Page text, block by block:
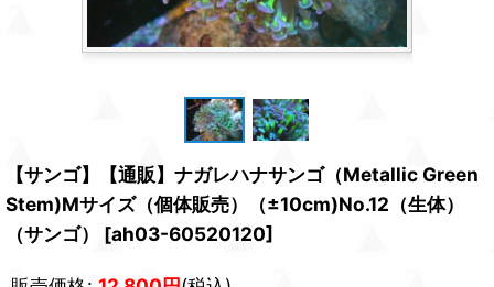
【サンゴ】【通販】ナガレハナサンゴ（Metallic Green
Stem)Mサイズ（個体販売）（±10cm)No.12（生体）
（サンゴ）
[ah03-60520120]